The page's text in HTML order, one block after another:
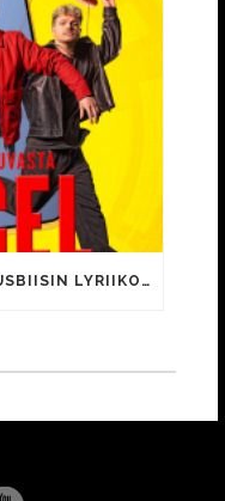
CANCEL-ELOKUVAN TUNNUSBIISIN LYRIIKOISSA TUTTUJA MEEMIHOKEMIA YOUTUBE-VIDEOILTA!